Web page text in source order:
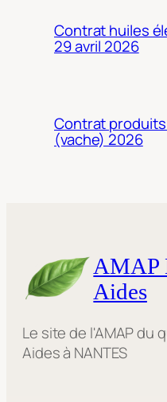
Contrat huiles
29 avril 2026
Contrat
(vache) 2026
AMAP
Aides
Le site de l'AMAP du
Aides à NANTES